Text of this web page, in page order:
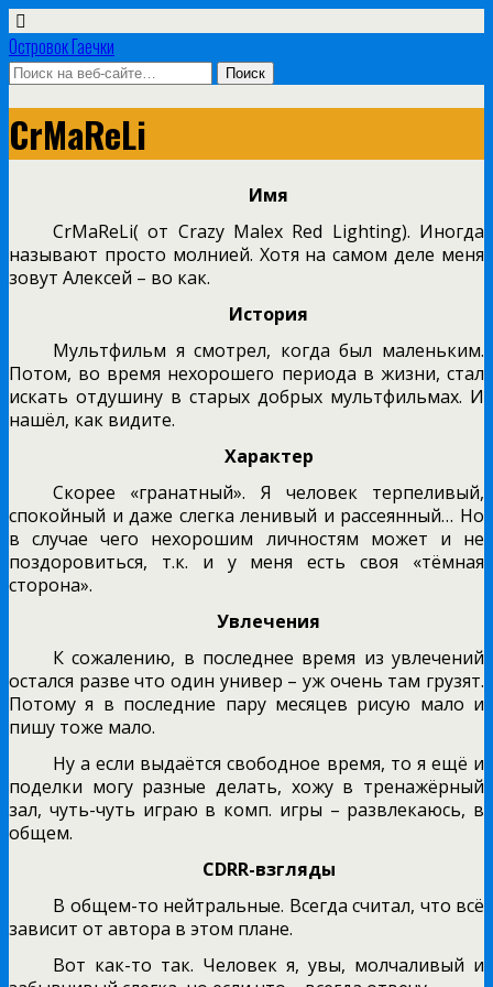
Островок Гаечки
CrMaReLi
Имя
CrMaReLi( от Crazy Malex Red Lighting). Иногда
называют просто молнией. Хотя на самом деле меня
зовут Алексей – во как.
История
Мультфильм я смотрел, когда был маленьким.
Потом, во время нехорошего периода в жизни, стал
искать отдушину в старых добрых мультфильмах. И
нашёл, как видите.
Характер
Скорее «гранатный». Я человек терпеливый,
спокойный и даже слегка ленивый и рассеянный… Но
в случае чего нехорошим личностям может и не
поздоровиться, т.к. и у меня есть своя «тёмная
сторона».
Увлечения
К сожалению, в последнее время из увлечений
остался разве что один универ – уж очень там грузят.
Потому я в последние пару месяцев рисую мало и
пишу тоже мало.
Ну а если выдаётся свободное время, то я ещё и
поделки могу разные делать, хожу в тренажёрный
зал, чуть-чуть играю в комп. игры – развлекаюсь, в
общем.
CDRR-взгляды
В общем-то нейтральные. Всегда считал, что всё
зависит от автора в этом плане.
Вот как-то так. Человек я, увы, молчаливый и